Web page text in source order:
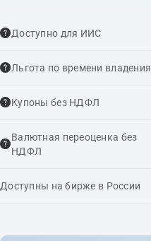
Доступно для ИИС
Льгота по времени владения
Купоны без НДФЛ
Валютная переоценка без
НДФЛ
Доступны на бирже в России